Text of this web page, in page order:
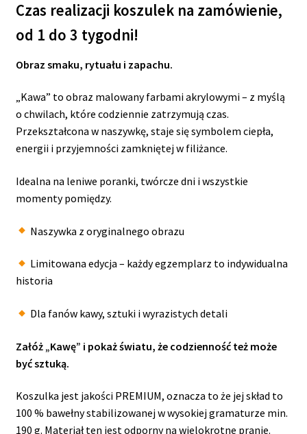
Czas realizacji koszulek na zamówienie,
od 1 do 3 tygodni!
Obraz smaku, rytuału i zapachu.
„Kawa” to obraz malowany farbami akrylowymi – z myślą
o chwilach, które codziennie zatrzymują czas.
Przekształcona w naszywkę, staje się symbolem ciepła,
energii i przyjemności zamkniętej w filiżance.
Idealna na leniwe poranki, twórcze dni i wszystkie
momenty pomiędzy.
Naszywka z oryginalnego obrazu
Limitowana edycja – każdy egzemplarz to indywidualna
historia
Dla fanów kawy, sztuki i wyrazistych detali
Załóż „Kawę” i pokaż światu, że codzienność też może
być sztuką.
Koszulka jest jakości PREMIUM, oznacza to że jej skład to
100 % bawełny stabilizowanej w wysokiej gramaturze min.
190 g. Materiał ten jest odporny na wielokrotne pranie.